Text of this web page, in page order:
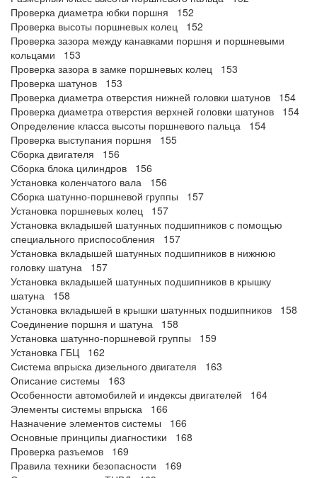
Проверка диаметра юбки поршня 152
Проверка высоты поршневых колец 152
Проверка зазора между канавками поршня и поршневыми
кольцами 153
Проверка зазора в замке поршневых колец 153
Проверка шатунов 153
Проверка диаметра отверстия нижней головки шатунов 154
Проверка диаметра отверстия верхней головки шатунов 154
Определение класса высоты поршневого пальца 154
Проверка выступания поршня 155
Сборка двигателя 156
Сборка блока цилиндров 156
Установка коленчатого вала 156
Сборка шатунно-поршневой группы 157
Установка поршневых колец 157
Установка вкладышей шатунных подшипников с помощью
специального приспособления 157
Установка вкладышей шатунных подшипников в нижнюю
головку шатуна 157
Установка вкладышей шатунных подшипников в крышку
шатуна 158
Установка вкладышей в крышки шатунных подшипников 158
Соединение поршня и шатуна 158
Установка шатунно-поршневой группы 159
Установка ГБЦ 162
Система впрыска дизельного двигателя 163
Описание системы 163
Особенности автомобилей и индексы двигателей 164
Элементы системы впрыска 166
Назначение элементов системы 166
Основные принципы диагностики 168
Проверка разъемов 169
Правила техники безопасности 169